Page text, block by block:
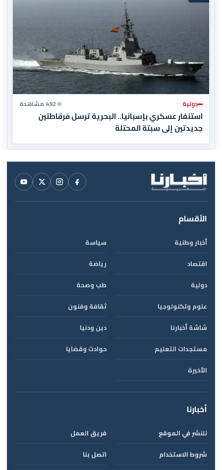
دولية 492 مشاهدة
استنفار عسكري بإسبانيا.. البحرية ترسل فرقاطتين
جديدتين إلى سبتة المحتلة
الأقسام
أخبار وطنية
سياسة
اقتصاد
رياضة
دولية
طب وصحة
علوم وتكنولوجيا
ثقافة وفنون
شاشة أخبارنا
دين ودنيا
مستجدات التعليم
حوادث وقضايا
الأخيرة
أخبارنا
للنشر في الموقع
فريق العمل
شروط الاستخدام
اتصل بنا